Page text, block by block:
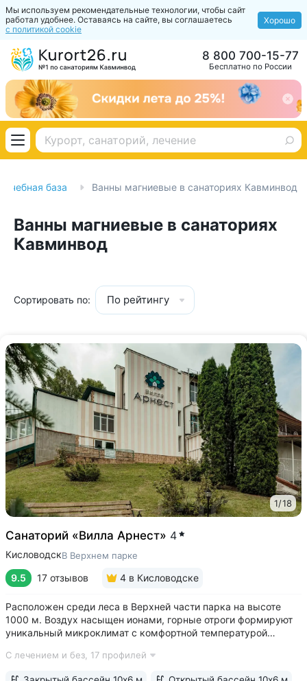
Мы используем рекомендательные технологии, чтобы сайт
работал удобнее. Оставаясь на сайте, вы соглашаетесь
с политикой cookie
Хорошо
Бесплатно по России
8 800 700-15-77
база Ванны магниевые в санаториях Кавминвод
Ванны магниевые в санаториях
Кавминвод
Сортировать по: По рейтингу
1/18
Санаторий «Вилла Арнест» 4
КисловодскВ Верхнем парке
9.5 17 отзывов 4 в Кисловодске
Расположен среди леса в Верхней части парка на высоте
1000 м. Воздух насыщен ионами, горные отроги формируют
уникальный микроклимат с комфортной температурой
№ 2Б Кисловодского парка • Один из лучших вариантов для
С лечением и без, 17 профилей